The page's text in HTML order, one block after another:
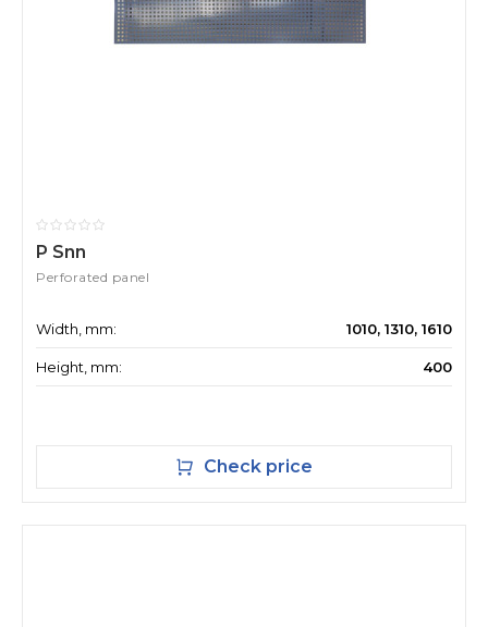
P Snn
Perforated panel
Width, mm: 1010, 1310, 1610
Height, mm: 400
Check price